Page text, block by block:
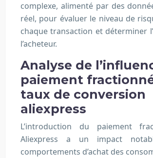
complexe, alimenté par des
réel, pour évaluer le niveau de
chaque transaction et déterminer
l’acheteur.
Analyse de
paiement
taux de conversion
aliexpress
L’introduction du paiement
Aliexpress a un impact
comportements d’achat des